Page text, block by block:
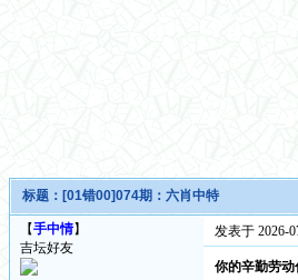
标题： [01错00]074期：六肖中特
【手中情】
吉坛好友
发表于 2026-
你的辛勤劳